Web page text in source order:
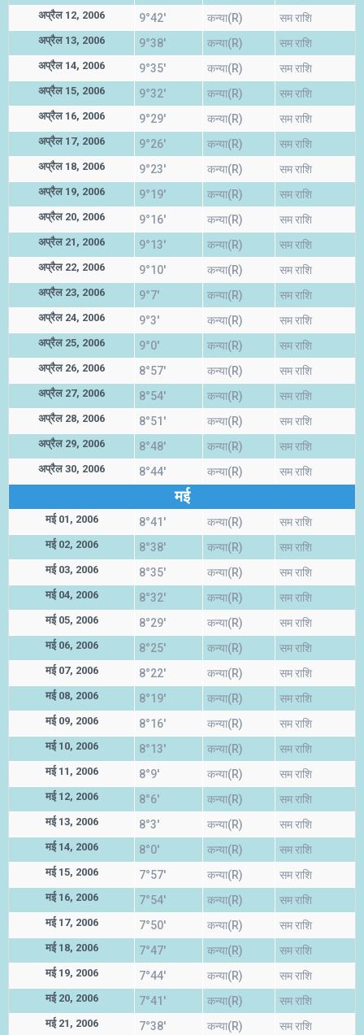
अप्रैल 12, 2006 9°42' कन्या(R) सम राशि
अप्रैल 13, 2006 9°38' कन्या(R) सम राशि
अप्रैल 14, 2006 9°35' कन्या(R) सम राशि
अप्रैल 15, 2006 9°32' कन्या(R) सम राशि
अप्रैल 16, 2006 9°29' कन्या(R) सम राशि
अप्रैल 17, 2006 9°26' कन्या(R) सम राशि
अप्रैल 18, 2006 9°23' कन्या(R) सम राशि
अप्रैल 19, 2006 9°19' कन्या(R) सम राशि
अप्रैल 20, 2006 9°16' कन्या(R) सम राशि
अप्रैल 21, 2006 9°13' कन्या(R) सम राशि
अप्रैल 22, 2006 9°10' कन्या(R) सम राशि
अप्रैल 23, 2006 9°7' कन्या(R) सम राशि
अप्रैल 24, 2006 9°3' कन्या(R) सम राशि
अप्रैल 25, 2006 9°0' कन्या(R) सम राशि
अप्रैल 26, 2006 8°57' कन्या(R) सम राशि
अप्रैल 27, 2006 8°54' कन्या(R) सम राशि
अप्रैल 28, 2006 8°51' कन्या(R) सम राशि
अप्रैल 29, 2006 8°48' कन्या(R) सम राशि
अप्रैल 30, 2006 8°44' कन्या(R) सम राशि
मई
मई 01, 2006 8°41' कन्या(R) सम राशि
मई 02, 2006 8°38' कन्या(R) सम राशि
मई 03, 2006 8°35' कन्या(R) सम राशि
मई 04, 2006 8°32' कन्या(R) सम राशि
मई 05, 2006 8°29' कन्या(R) सम राशि
मई 06, 2006 8°25' कन्या(R) सम राशि
मई 07, 2006 8°22' कन्या(R) सम राशि
मई 08, 2006 8°19' कन्या(R) सम राशि
मई 09, 2006 8°16' कन्या(R) सम राशि
मई 10, 2006 8°13' कन्या(R) सम राशि
मई 11, 2006 8°9' कन्या(R) सम राशि
मई 12, 2006 8°6' कन्या(R) सम राशि
मई 13, 2006 8°3' कन्या(R) सम राशि
मई 14, 2006 8°0' कन्या(R) सम राशि
मई 15, 2006 7°57' कन्या(R) सम राशि
मई 16, 2006 7°54' कन्या(R) सम राशि
मई 17, 2006 7°50' कन्या(R) सम राशि
मई 18, 2006 7°47' कन्या(R) सम राशि
मई 19, 2006 7°44' कन्या(R) सम राशि
मई 20, 2006 7°41' कन्या(R) सम राशि
मई 21, 2006 7°38' कन्या(R) सम राशि